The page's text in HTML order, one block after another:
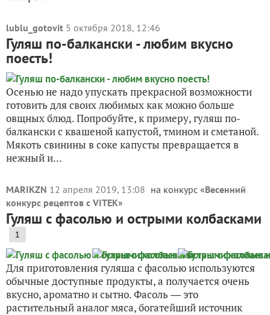
lublu_gotovit 5 октября 2018, 12:46
Гуляш по-балкански - любим вкусно
поесть!
Осенью не надо упускать прекрасной возможности
готовить для своих любимых как можно больше
овщных блюд. Попробуйте, к примеру, гуляш по-
балкански с квашеной капустой, тмином и сметаной.
Мякоть свинины в соке капусты превращается в
нежный и...
MARIKZN 12 апреля 2019, 13:08 на конкурс «Весенний
конкурс рецептов с VITEK»
Гуляш с фасолью и острыми колбасками
1
Для приготовления гуляша с фасолью используются
обычные доступные продукты, а получается очень
вкусно, ароматно и сытно. Фасоль ― это
растительный аналог мяса, богатейший источник